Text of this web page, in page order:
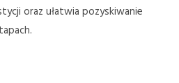
oraz ułatwia pozyskiwanie